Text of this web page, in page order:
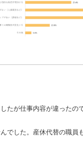
たが仕事内容が違ったの
でした。産休代替の職員